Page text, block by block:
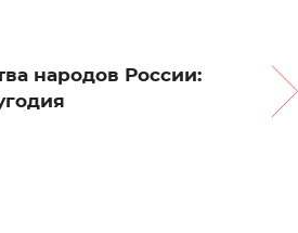
народов России: